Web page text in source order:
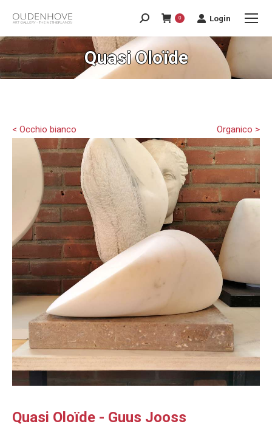
0 Login
Quasi Oloïde
Organico >
< Occhio bianco
Quasi Oloïde - Guus Jooss